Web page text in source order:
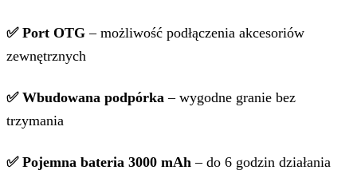
✅ Port OTG – możliwość podłączenia akcesoriów
zewnętrznych
✅ Wbudowana podpórka – wygodne granie bez
trzymania
✅ Pojemna bateria 3000 mAh – do 6 godzin działania